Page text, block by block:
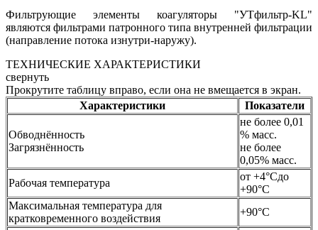
Фильтрующие элементы коагуляторы "УТфильтр-KL"
являются фильтрами патронного типа внутренней фильтрации
(направление потока изнутри-наружу).
ТЕХНИЧЕСКИЕ ХАРАКТЕРИСТИКИ
свернуть
Прокрутите таблицу вправо, если она не вмещается в экран.
Характеристики
Показатели
Обводнённость
Загрязнённость
не более 0,01
% масс.
не более
0,05% масс.
Рабочая температура
от +4°Сдо
+90°С
Максимальная температура для
кратковременного воздействия
+90°С